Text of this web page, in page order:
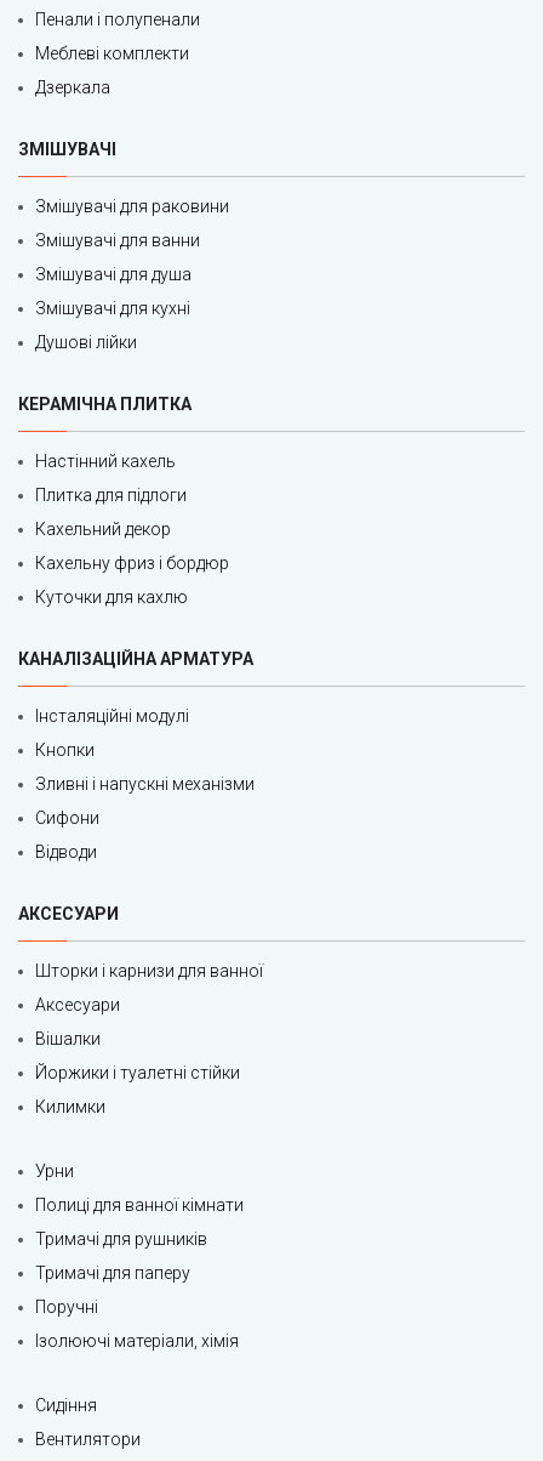
Пенали і полупенали
Меблеві комплекти
Дзеркала
ЗМІШУВАЧІ
Змішувачі для раковини
Змішувачі для ванни
Змішувачі для душа
Змішувачі для кухні
Душові лійки
КЕРАМІЧНА ПЛИТКА
Настінний кахель
Плитка для підлоги
Кахельний декор
Кахельну фриз і бордюр
Куточки для кахлю
КАНАЛІЗАЦІЙНА АРМАТУРА
Інсталяційні модулі
Кнопки
Зливні і напускні механізми
Сифони
Відводи
АКСЕСУАРИ
Шторки і карнизи для ванної
Аксесуари
Вішалки
Йоржики і туалетні стійки
Килимки
Урни
Полиці для ванної кімнати
Тримачі для рушників
Тримачі для паперу
Поручні
Ізолюючі матеріали, хімія
Сидіння
Вентилятори